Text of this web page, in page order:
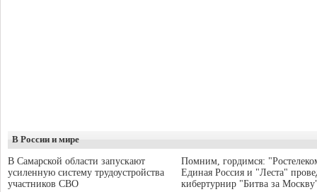
В России и мире
В Самарской области запускают
усиленную систему трудоустройства
участников СВО
Помним, гордимся:
Единая Россия и "Леста"
кибертурнир "Битва за